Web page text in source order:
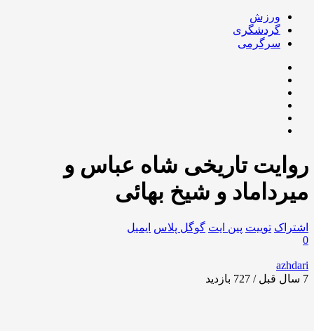
ورزش
گردشگری
سرگرمی
روایت تاریخی شاه عباس و
میرداماد و شیخ بهائی
اشتراک توییت پین ایت گوگل‌ پلاس ایمیل
0
azhdari
7 سال قبل / 727
بازدید